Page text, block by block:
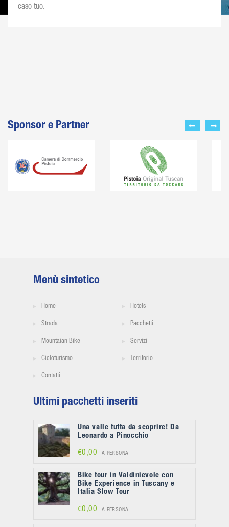
caso tuo.
Sponsor e Partner
Menù sintetico
Home Hotels
Strada Pacchetti
Mountaian Bike Servizi
Cicloturismo Territorio
Contatti
Ultimi pacchetti inseriti
Una valle tutta da scoprire! Da
Leonardo a Pinocchio
€0,00 A PERSONA
Bike tour in Valdinievole con
Bike Experience in Tuscany e
Italia Slow Tour
€0,00 A PERSONA